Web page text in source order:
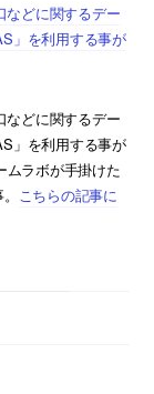
などに関するデー
」を利用する事が
などに関するデー
」を利用する事が
ムラボが手掛けた
こちらの記事に